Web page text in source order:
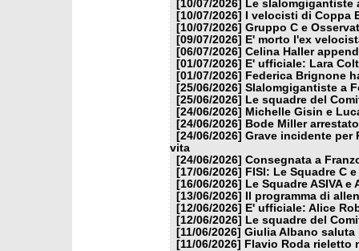
[10/07/2026]
Le
[10/07/2026]
I velocisti di Coppa
[10/07/2026] Gruppo C e
[09/07/2026]
E' morto l'ex
[06/07/2026] Celina Haller
[01/07/2026]
E' ufficiale: Lara
[01/07/2026]
Federica Brignone
[25/06/2026] Slalomgigantiste a
[25/06/2026]
Le squadre del
[24/06/2026] Michelle Gisin e
[24/06/2026]
Bode Miller
[24/06/2026] Grave incidente per
vita
[24/06/2026] Consegnata a
[17/06/2026]
FISI: Le Squadre C
[16/06/2026]
Le Squadre ASIVA
[13/06/2026]
Il programma di
[12/06/2026]
E' ufficiale: Alice
[12/06/2026]
Le squadre del
[11/06/2026] Giulia Albano saluta
[11/06/2026]
Flavio Roda rieletto